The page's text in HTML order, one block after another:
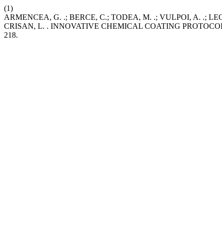
(1)
ARMENCEA, G. .; BERCE, C.; TODEA, M. .; VULPOI, A. .;
CRISAN, L. . INNOVATIVE CHEMICAL COATING
218.